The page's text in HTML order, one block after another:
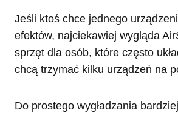
Jeśli ktoś chce jednego
efektów, najciekawiej wygląda
sprzęt dla osób, które często
chcą trzymać kilku urządzeń na
Do prostego wygładzania